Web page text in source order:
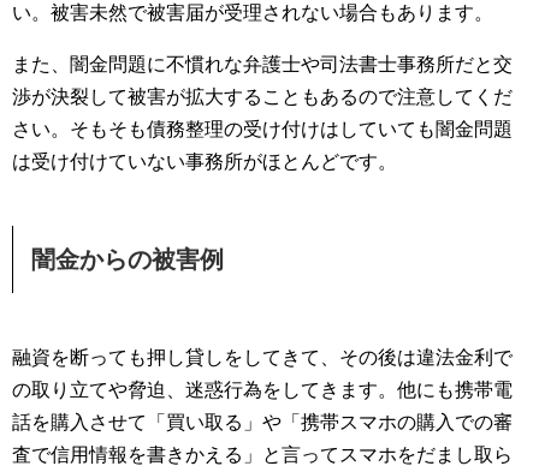
い。被害未然で被害届が受理されない場合もあります。
また、闇金問題に不慣れな弁護士や司法書士事務所だと交
渉が決裂して被害が拡大することもあるので注意してくだ
さい。そもそも債務整理の受け付けはしていても闇金問題
は受け付けていない事務所がほとんどです。
闇金からの被害例
融資を断っても押し貸しをしてきて、その後は違法金利で
の取り立てや脅迫、迷惑行為をしてきます。他にも携帯電
話を購入させて「買い取る」や「携帯スマホの購入での審
査で信用情報を書きかえる」と言ってスマホをだまし取ら